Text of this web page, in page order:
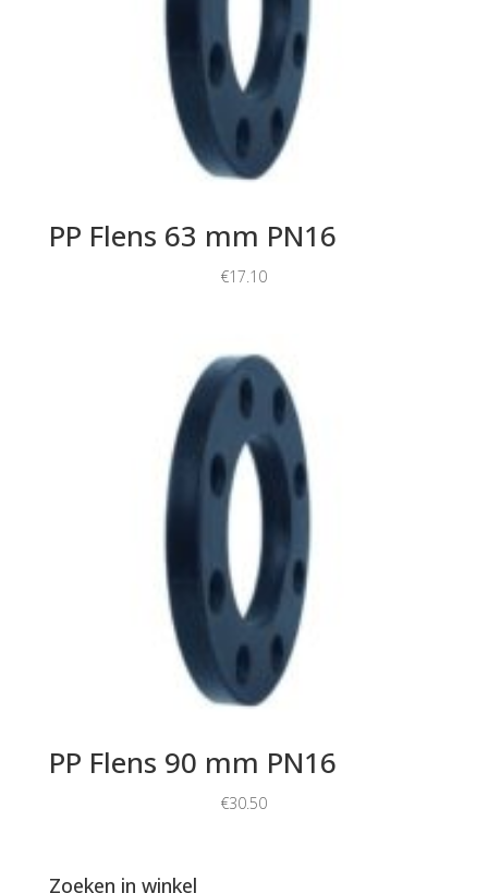
PP Flens 63 mm PN16
€17.10
PP Flens 90 mm PN16
€30.50
Zoeken in winkel